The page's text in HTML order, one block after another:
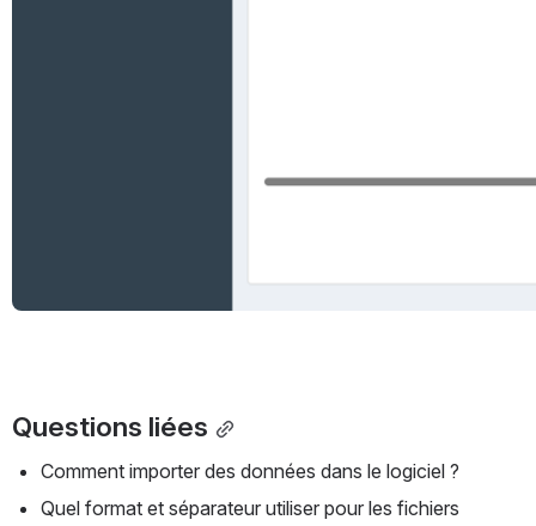
Questions liées
Comment importer des données dans le logiciel ?
Quel format et séparateur utiliser pour les fichiers